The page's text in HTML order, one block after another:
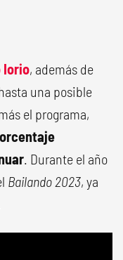
Iorio, además de
una posible
el programa,
. Durante el año
Bailando 2023, ya